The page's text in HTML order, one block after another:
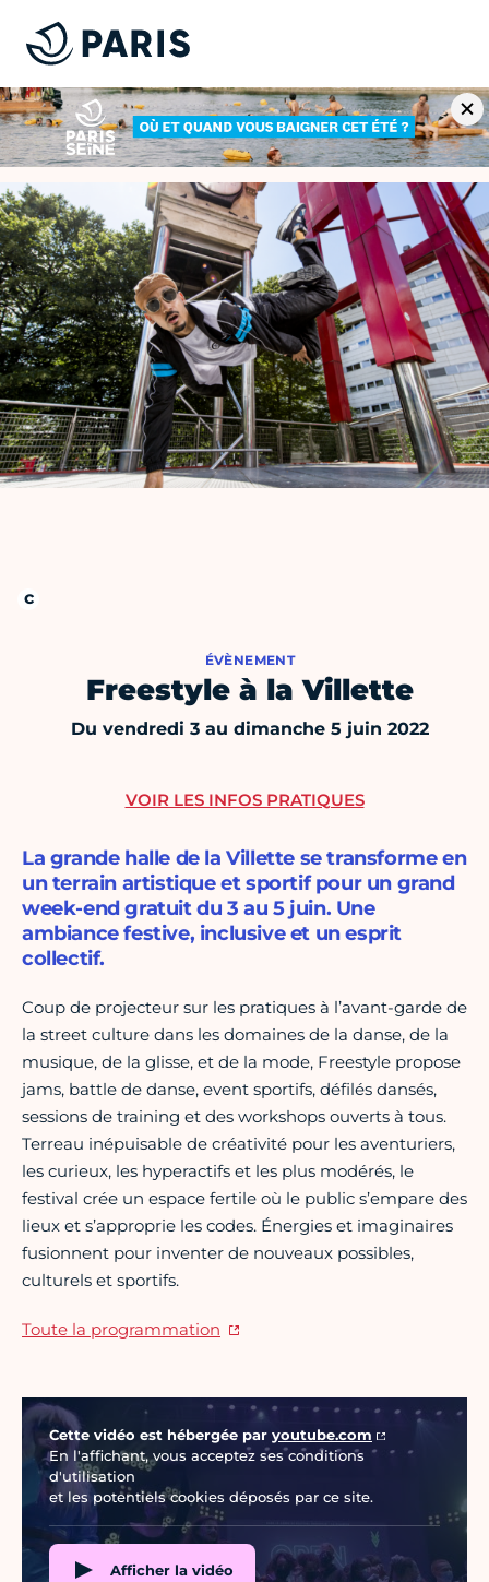
ÉVÈNEMENT
Freestyle à la Villette
Du vendredi 3 au dimanche 5 juin 2022
La grande halle de la Villette se transforme en
un terrain artistique et sportif pour un grand
week-end gratuit du 3 au 5 juin. Une
ambiance festive, inclusive et un esprit
collectif.
Coup de projecteur sur les pratiques à l’avant-garde de
la street culture dans les domaines de la danse, de la
musique, de la glisse, et de la mode, Freestyle propose
jams, battle de danse, event sportifs, défilés dansés,
sessions de training et des workshops ouverts à tous.
Terreau inépuisable de créativité pour les aventuriers,
les curieux, les hyperactifs et les plus modérés, le
festival crée un espace fertile où le public s’empare des
lieux et s’approprie les codes. Énergies et imaginaires
fusionnent pour inventer de nouveaux possibles,
culturels et sportifs.
Toute la programmation
Vidéo Youtube
Cette vidéo est hébergée par youtube.com
En l'affichant, vous acceptez ses conditions
d'utilisation
et les potentiels cookies déposés par ce site.
Afficher la vidéo
VOIR LES INFOS PRATIQUES